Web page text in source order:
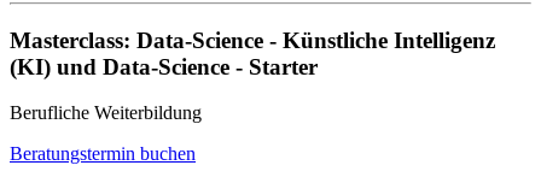
Masterclass: Data-Science - Künstliche Intelligenz
(KI) und Data-Science - Starter
Berufliche Weiterbildung
Beratungstermin buchen